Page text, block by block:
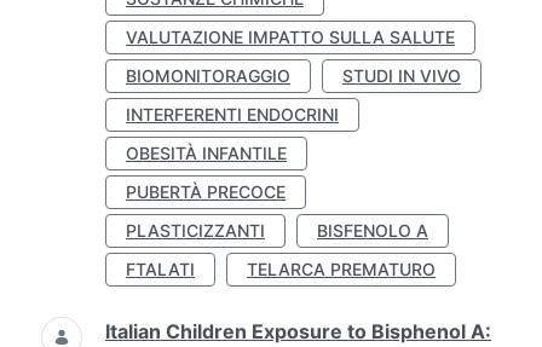
VALUTAZIONE IMPATTO SULLA SALUTE
BIOMONITORAGGIO
STUDI IN VIVO
INTERFERENTI ENDOCRINI
OBESITÀ INFANTILE
PUBERTÀ PRECOCE
PLASTICIZZANTI
BISFENOLO A
FTALATI
TELARCA PREMATURO
Italian Children Exposure to Bisphenol A: